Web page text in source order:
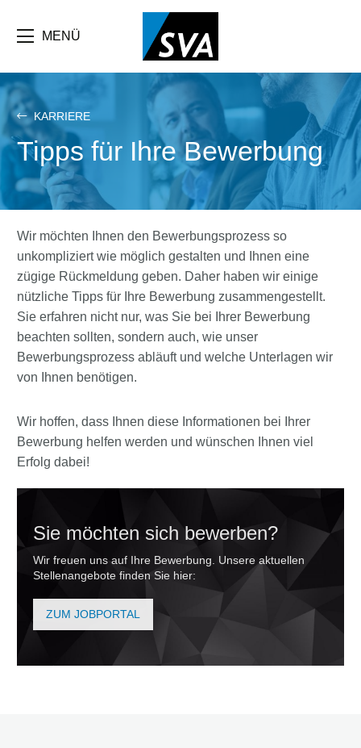
Inhalt
MENÜ
KARRIERE
Tipps für Ihre Bewerbung
Wir möchten Ihnen den Bewerbungsprozess so
unkompliziert wie möglich gestalten und Ihnen eine
zügige Rückmeldung geben. Daher haben wir einige
nützliche Tipps für Ihre Bewerbung zusammengestellt.
Sie erfahren nicht nur, was Sie bei Ihrer Bewerbung
beachten sollten, sondern auch, wie unser
Bewerbungsprozess abläuft und welche Unterlagen wir
von Ihnen benötigen.
Wir hoffen, dass Ihnen diese Informationen bei Ihrer
Bewerbung helfen werden und wünschen Ihnen viel
Erfolg dabei!
Sie möchten sich bewerben?
Wir freuen uns auf Ihre Bewerbung. Unsere aktuellen
Stellenangebote finden Sie hier:
ZUM JOBPORTAL